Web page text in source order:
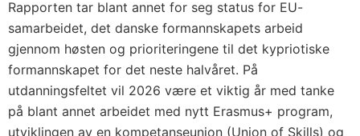
Rapporten tar blant annet for seg status for EU-
samarbeidet, det danske formannskapets arbeid
gjennom høsten og prioriteringene til det kypriotiske
formannskapet for det neste halvåret. På
utdanningsfeltet vil 2026 være et viktig år med tanke
på blant annet arbeidet med nytt Erasmus+ program,
utviklingen av en kompetanseunion (Union of Skills) og